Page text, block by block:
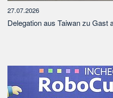
27.07.2026
Delegation aus Taiwan zu Gast